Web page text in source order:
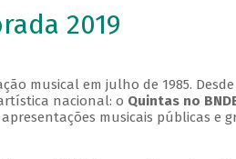
2019
musical em julho de 1985.
nacional: o Quintas no
musicais públicas e